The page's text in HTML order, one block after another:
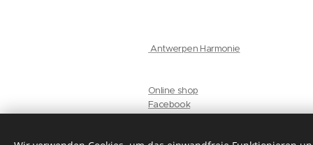
Antwerpen Harmonie
Online shop
Facebook